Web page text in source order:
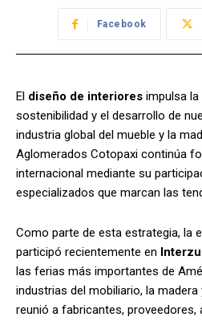
Facebook
El diseño de interiores impulsa la
sostenibilidad y el desarrollo de
industria global del mueble y la
Aglomerados Cotopaxi continúa
internacional mediante su
especializados que marcan las
Como parte de esta estrategia, la
participó recientemente en
las ferias más importantes de
industrias del mobiliario, la madera
reunió a fabricantes,